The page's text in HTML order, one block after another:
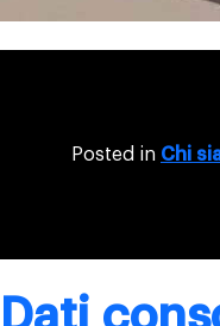
Posted in Chi